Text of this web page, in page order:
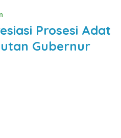
Prosesi Adat
Gubernur